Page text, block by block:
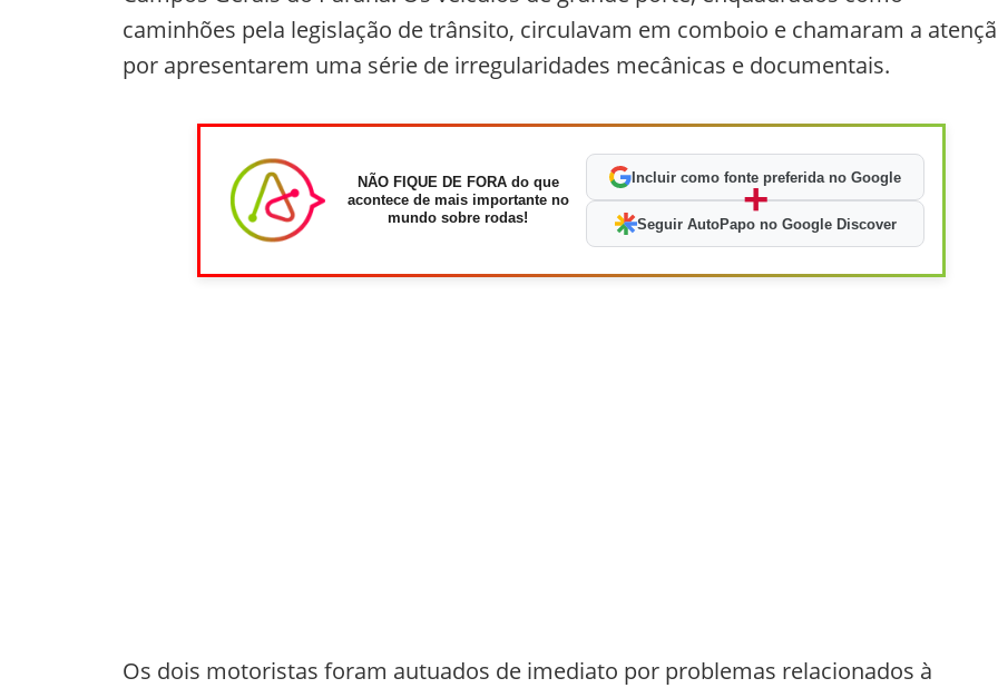
caminhões pela legislação de trânsito, circulavam em comboio e chamaram a
por apresentarem uma série de irregularidades mecânicas e documentais.
NÃO FIQUE DE FORA do que
acontece de mais importante no
mundo sobre rodas!
Incluir como fonte preferida no Google
+
Seguir AutoPapo no Google Discover
Os dois motoristas foram autuados de imediato por problemas relacionados à